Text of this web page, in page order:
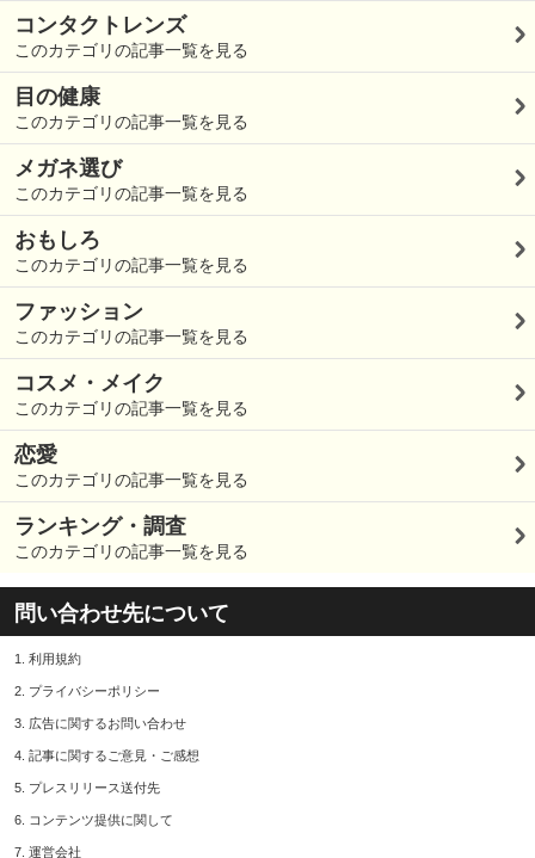
コンタクトレンズ
このカテゴリの記事一覧を見る
目の健康
このカテゴリの記事一覧を見る
メガネ選び
このカテゴリの記事一覧を見る
おもしろ
このカテゴリの記事一覧を見る
ファッション
このカテゴリの記事一覧を見る
コスメ・メイク
このカテゴリの記事一覧を見る
恋愛
このカテゴリの記事一覧を見る
ランキング・調査
このカテゴリの記事一覧を見る
問い合わせ先について
1. 利用規約
2. プライバシーポリシー
3. 広告に関するお問い合わせ
4. 記事に関するご意見・ご感想
5. プレスリリース送付先
6. コンテンツ提供に関して
7. 運営会社